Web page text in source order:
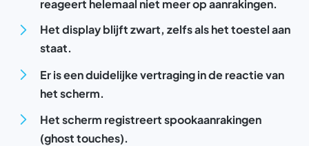
reageert helemaal niet meer op aanrakingen.
Het display blijft zwart, zelfs als het toestel aan
staat.
Er is een duidelijke vertraging in de reactie van
het scherm.
Het scherm registreert spookaanrakingen
(ghost touches).